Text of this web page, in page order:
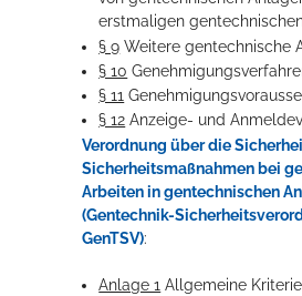
erstmaligen
§ 9 Weitere gentechnische
§ 10
§ 11
§ 12 Anzeige- und
Verordnung über die
Sicherheitsmaßnahmen bei
Arbeiten in gentechnischen
(Gentechnik-
GenTSV):
Anlage 1 Allgemeine